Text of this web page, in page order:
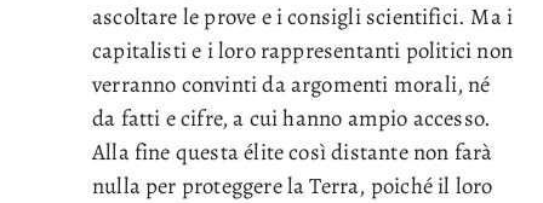
ascoltare le prove e i consigli scientifici. Ma i
capitalisti e i loro rappresentanti politici non
verranno convinti da argomenti morali, né
da fatti e cifre, a cui hanno ampio accesso.
Alla fine questa élite così distante non farà
nulla per proteggere la Terra, poiché il loro